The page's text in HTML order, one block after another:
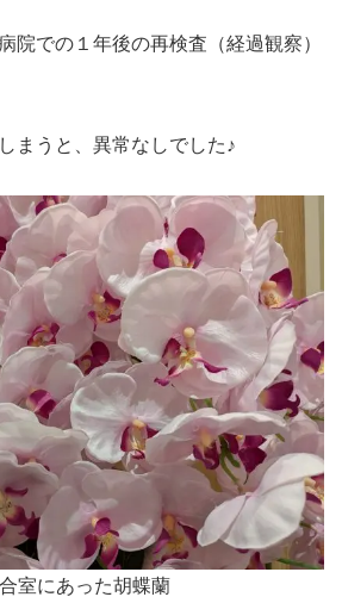
院での１年後の再検査（経過観察）
まうと、異常なしでした♪
室にあった胡蝶蘭